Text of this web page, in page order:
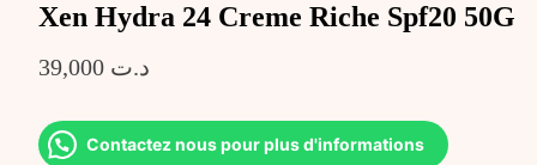
Xen Hydra 24 Creme Riche Spf20 50G
د.ت 39,000
Contactez nous pour plus d'informations